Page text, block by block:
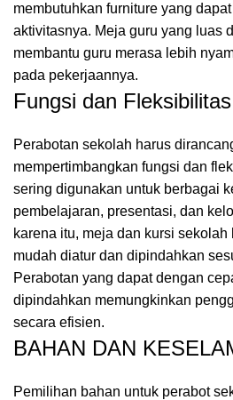
membutuhkan furniture yang dapat
aktivitasnya. Meja guru yang luas
membantu guru merasa lebih
pada pekerjaannya.
Fungsi dan Fleksibilitas
Perabotan sekolah harus
mempertimbangkan fungsi dan
sering digunakan untuk berbagai
pembelajaran, presentasi, dan
karena itu, meja dan kursi sekolah
mudah diatur dan dipindahkan
Perabotan yang dapat dengan
dipindahkan memungkinkan
secara efisien.
BAHAN DAN
Pemilihan bahan untuk perabot